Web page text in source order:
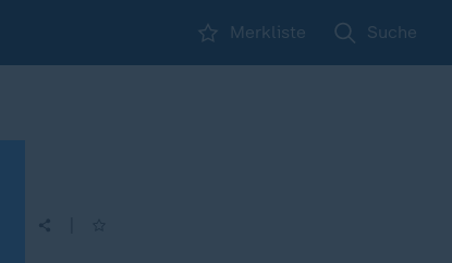
Merkliste Suche